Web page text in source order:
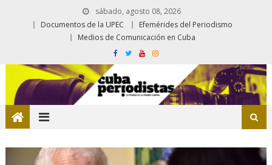
sábado, agosto 08, 2026
Documentos de la UPEC
Efemérides del Periodismo
Medios de Comunicación en Cuba